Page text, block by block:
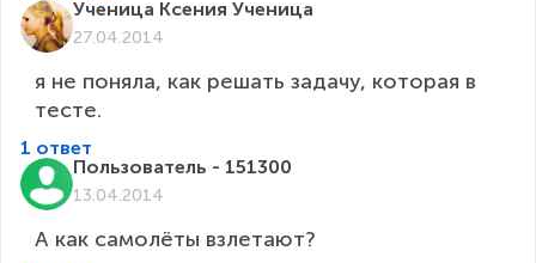
Ученица Ксения Ученица
27.04.2014
я не поняла, как решать задачу, которая в
тесте.
1 ответ
Пользователь - 151300
13.04.2014